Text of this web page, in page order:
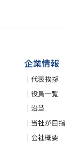
企業情報
代表挨拶
役員一覧
沿革
当社が目
会社概要